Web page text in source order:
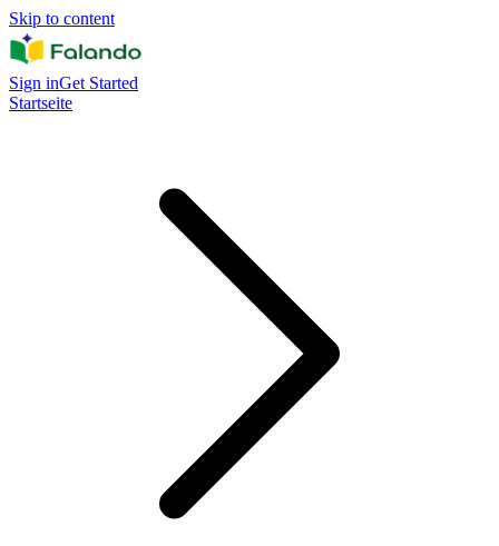
Skip to content
Sign inGet Started
Startseite